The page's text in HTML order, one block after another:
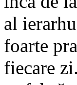
al
foarte
fiecare